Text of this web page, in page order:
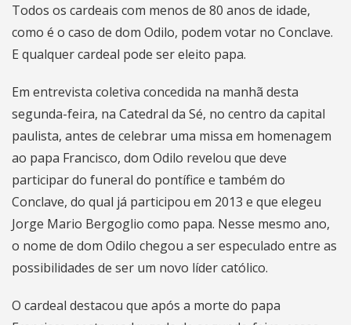
Todos os cardeais com menos de 80 anos de idade,
como é o caso de dom Odilo, podem votar no Conclave.
E qualquer cardeal pode ser eleito papa.
Em entrevista coletiva concedida na manhã desta
segunda-feira, na Catedral da Sé, no centro da capital
paulista, antes de celebrar uma missa em homenagem
ao papa Francisco, dom Odilo revelou que deve
participar do funeral do pontífice e também do
Conclave, do qual já participou em 2013 e que elegeu
Jorge Mario Bergoglio como papa. Nesse mesmo ano,
o nome de dom Odilo chegou a ser especulado entre as
possibilidades de ser um novo líder católico.
O cardeal destacou que após a morte do papa